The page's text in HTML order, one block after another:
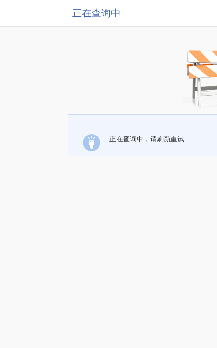
正在查询中
正在查询中，请刷新重试